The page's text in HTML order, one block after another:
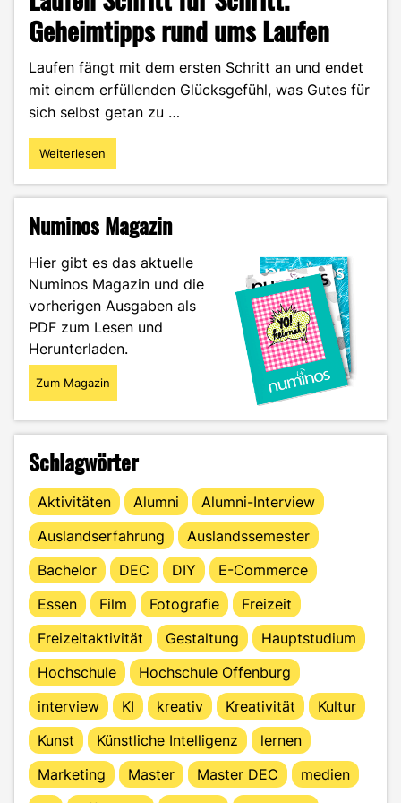
Geheimtipps rund ums Laufen
Laufen fängt mit dem ersten Schritt an und endet
mit einem erfüllenden Glücksgefühl, was Gutes für
sich selbst getan zu …
"Laufen
Schritt
Geheimtipps
ums
Laufen"
Weiterlesen
Numinos Magazin
Hier gibt es das aktuelle
Numinos Magazin und die
vorherigen Ausgaben als
PDF zum Lesen und
Herunterladen.
Zum Magazin
Schlagwörter
Aktivitäten Alumni
Alumni-Interview
Auslandserfahrung
Auslandssemester
Bachelor
DEC DIY
E-Commerce
Essen
Film Fotografie
Freizeit
Freizeitaktivität
Gestaltung
Hauptstudium
Hochschule
Hochschule Offenburg
interview
KI kreativ Kreativität
Kultur
Kunst
Künstliche Intelligenz
lernen
Marketing
Master Master DEC
medien